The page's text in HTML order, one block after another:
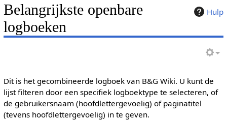
Hulp
Belangrijkste openbare
logboeken
Dit is het gecombineerde logboek van B&G Wiki. U kunt de
lijst filteren door een specifiek logboektype te selecteren, of
de gebruikersnaam (hoofdlettergevoelig) of paginatitel
(tevens hoofdlettergevoelig) in te geven.